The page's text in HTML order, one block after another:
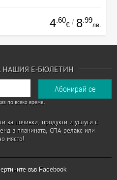
4.60
€ / 8.99
лв.
НАШИЯ Е-БЮЛЕТИН
по всяко време.
за почивки, продукти и услуги с
в планината, СПА релакс или
място!
във Facebook